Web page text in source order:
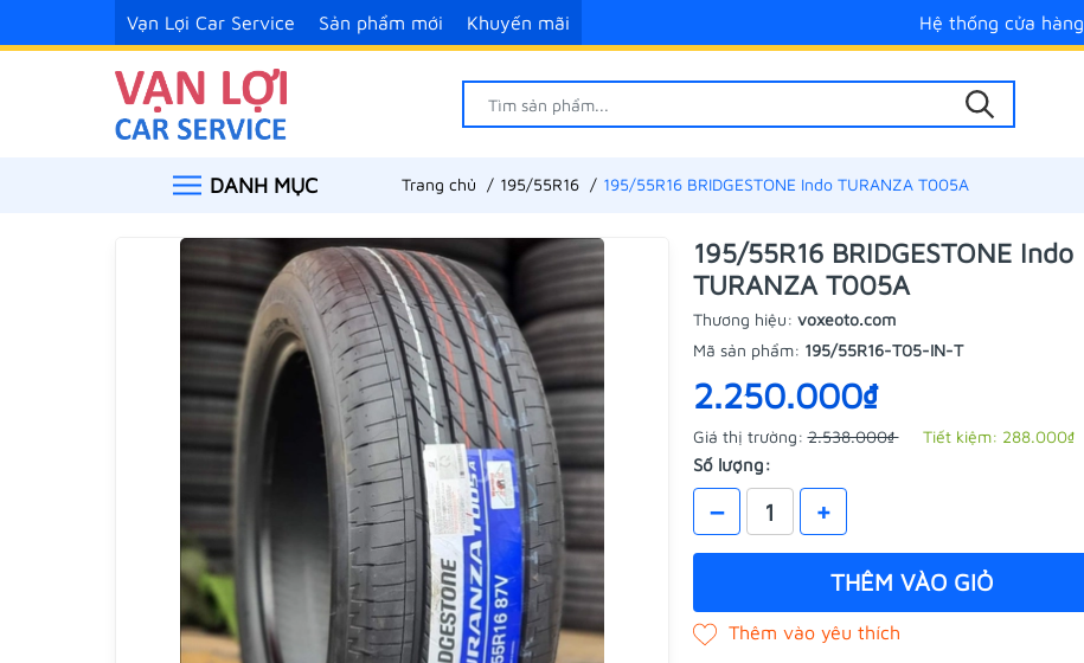
Vạn Lợi Car Service Sản phẩm mới Khuyến mãi Hệ thống cửa hàng
DANH MỤC Trang chủ 195/55R16 195/55R16 BRIDGESTONE Indo TURANZA T005A
195/55R16 BRIDGESTONE Indo
TURANZA T005A
Thương hiệu: voxeoto.com
Mã sản phẩm: 195/55R16-T05-IN-T
2.250.000₫
Giá thị trường:2.538.000₫ Tiết kiệm: 288.000₫
Số lượng:
– +
THÊM VÀO GIỎ